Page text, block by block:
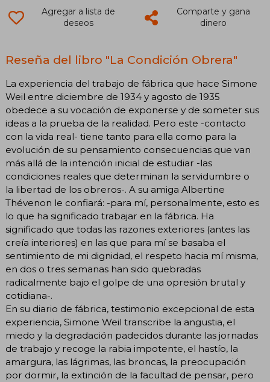
Agregar a lista de
deseos
Comparte y gana
dinero
Reseña del libro "La Condición Obrera"
La experiencia del trabajo de fábrica que hace Simone
Weil entre diciembre de 1934 y agosto de 1935
obedece a su vocación de exponerse y de someter sus
ideas a la prueba de la realidad. Pero este -contacto
con la vida real- tiene tanto para ella como para la
evolución de su pensamiento consecuencias que van
más allá de la intención inicial de estudiar -las
condiciones reales que determinan la servidumbre o
la libertad de los obreros-. A su amiga Albertine
Thévenon le confiará: -para mí, personalmente, esto es
lo que ha significado trabajar en la fábrica. Ha
significado que todas las razones exteriores (antes las
creía interiores) en las que para mí se basaba el
sentimiento de mi dignidad, el respeto hacia mí misma,
en dos o tres semanas han sido quebradas
radicalmente bajo el golpe de una opresión brutal y
cotidiana-.
En su diario de fábrica, testimonio excepcional de esta
experiencia, Simone Weil transcribe la angustia, el
miedo y la degradación padecidos durante las jornadas
de trabajo y recoge la rabia impotente, el hastío, la
amargura, las lágrimas, las broncas, la preocupación
por dormir, la extinción de la facultad de pensar, pero